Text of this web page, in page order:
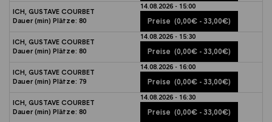
ICH, GUSTAVE COURBET
Dauer (min) Plätze: 80
14.08.2026 - 15:00
Preise (0,00€ - 33,00€)
ICH, GUSTAVE COURBET
Dauer (min) Plätze: 80
14.08.2026 - 15:30
Preise (0,00€ - 33,00€)
ICH, GUSTAVE COURBET
Dauer (min) Plätze: 79
14.08.2026 - 16:00
Preise (0,00€ - 33,00€)
ICH, GUSTAVE COURBET
Dauer (min) Plätze: 80
14.08.2026 - 16:30
Preise (0,00€ - 33,00€)